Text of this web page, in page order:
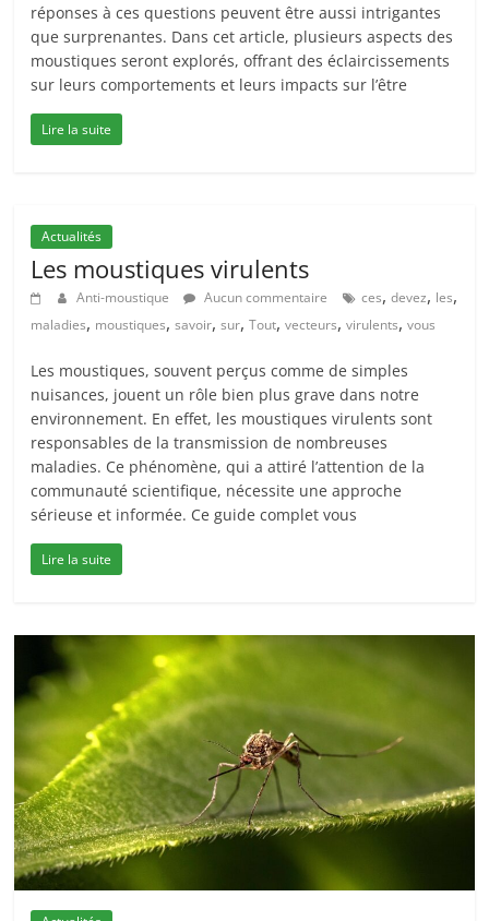
réponses à ces questions peuvent être aussi intrigantes
que surprenantes. Dans cet article, plusieurs aspects des
moustiques seront explorés, offrant des éclaircissements
sur leurs comportements et leurs impacts sur l’être
Lire la suite
Actualités
Les moustiques virulents
Anti-moustique Aucun commentaire ces,devez, les,
maladies, moustiques,savoir,sur,Tout,vecteurs,virulents,vous
Les moustiques, souvent perçus comme de simples
nuisances, jouent un rôle bien plus grave dans notre
environnement. En effet, les moustiques virulents sont
responsables de la transmission de nombreuses
maladies. Ce phénomène, qui a attiré l’attention de la
communauté scientifique, nécessite une approche
sérieuse et informée. Ce guide complet vous
Lire la suite